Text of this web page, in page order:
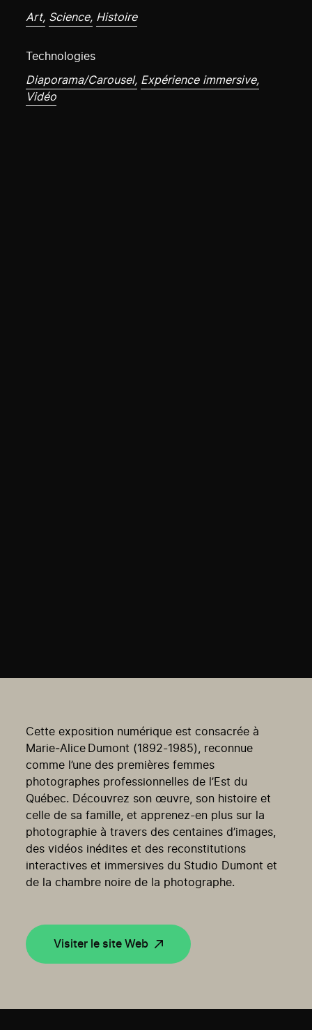
Art, Science, Histoire
Technologies
Diaporama/Carousel, Expérience immersive,
Vidéo
Cette exposition numérique est consacrée à
Marie‑Alice Dumont (1892-1985), reconnue
comme l’une des premières femmes
photographes professionnelles de l’Est du
Québec. Découvrez son œuvre, son histoire et
celle de sa famille, et apprenez-en plus sur la
photographie à travers des centaines d’images,
des vidéos inédites et des reconstitutions
interactives et immersives du Studio Dumont et
de la chambre noire de la photographe.
Visiter le site Web